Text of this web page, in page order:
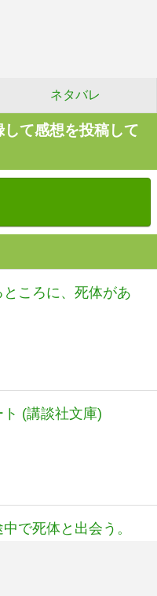
ネタバレ
て感想を投稿して
ころに、死体があ
(講談社文庫)
で死体と出会う。